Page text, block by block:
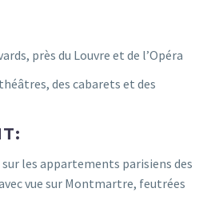
près du Louvre et de l’Opéra
des cabarets et des
les appartements parisiens des
vue sur Montmartre, feutrées